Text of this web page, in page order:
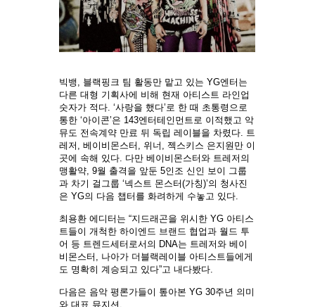
빅뱅, 블랙핑크 팀 활동만 맡고 있는 YG엔터는
다른 대형 기획사에 비해 현재 아티스트 라인업
숫자가 적다. ‘사랑을 했다’로 한 때 초통령으로
통한 ‘아이콘’은 143엔터테인먼트로 이적했고 악
뮤도 전속계약 만료 뒤 독립 레이블을 차렸다. 트
레저, 베이비몬스터, 위너, 젝스키스 은지원만 이
곳에 속해 있다. 다만 베이비몬스터와 트레저의
맹활약, 9월 출격을 앞둔 5인조 신인 보이 그룹
과 차기 걸그룹 ‘넥스트 몬스터(가칭)’의 청사진
은 YG의 다음 챕터를 화려하게 수놓고 있다.
최용환 에디터는 “지드래곤을 위시한 YG 아티스
트들이 개척한 하이엔드 브랜드 협업과 월드 투
어 등 트렌드세터로서의 DNA는 트레저와 베이
비몬스터, 나아가 더블랙레이블 아티스트들에게
도 명확히 계승되고 있다”고 내다봤다.
다음은 음악 평론가들이 톺아본 YG 30주년 의미
와 대표 뮤지션.